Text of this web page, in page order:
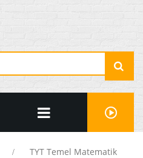
TYT Temel Matematik